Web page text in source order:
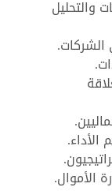
والتحليل
الشركات.
الأموال.